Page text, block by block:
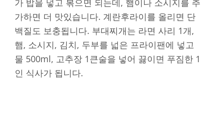
가하면 더 맛있습니다. 계란후라이를 올리면 단
백질도 보충됩니다. 부대찌개는 라면 사리 1개,
햄, 소시지, 김치, 두부를 넓은 프라이팬에 넣고
물 500ml, 고추장 1큰술을 넣어 끓이면 푸짐한 1
인 식사가 됩니다.